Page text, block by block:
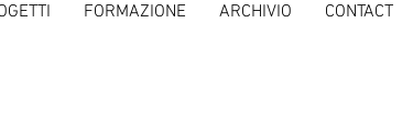
FORMAZIONE ARCHIVIO CONTACT